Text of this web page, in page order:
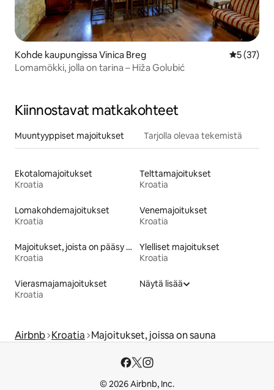
Kohde kaupungissa Vinica Breg
5 (37)
Lomamökki, jolla on tarina – Hiža Golubić
Kiinnostavat matkakohteet
Muuntyyppiset majoitukset Tarjolla olevaa tekemistä
Ekotalomajoitukset
Kroatia
Telttamajoitukset
Kroatia
Lomakohdemajoitukset
Kroatia
Venemajoitukset
Kroatia
Majoitukset, joista on pääsy rannalle
Kroatia
Ylelliset majoitukset
Kroatia
Vierasmajamajoitukset
Kroatia
Näytä lisää
Airbnb Kroatia Majoitukset, joissa on sauna
© 2026 Airbnb, Inc.